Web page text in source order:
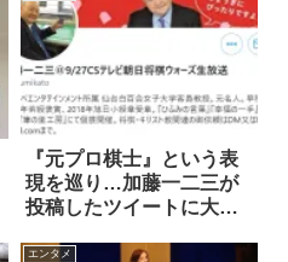
『元プロ棋士』という表
現を巡り…加藤一二三が
投稿したツイートに大反
エンタメ